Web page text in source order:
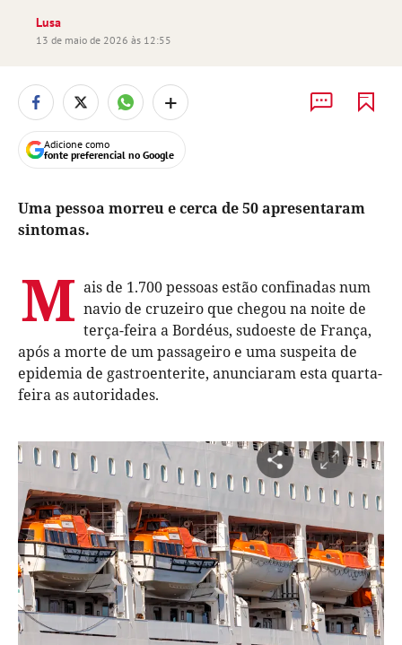
Lusa
13 de maio de 2026 às 12:55
+
Adicione como
fonte preferencial no Google
Uma pessoa morreu e cerca de 50 apresentaram
sintomas.
M ais de 1.700 pessoas estão confinadas num
navio de cruzeiro que chegou na noite de
terça-feira a Bordéus, sudoeste de França,
após a morte de um passageiro e uma suspeita de
epidemia de gastroenterite, anunciaram esta quarta-
feira as autoridades.